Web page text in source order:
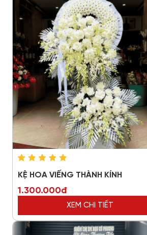
KỆ HOA VIẾNG THÀNH KÍNH
1.300.000đ
XEM CHI TIẾT